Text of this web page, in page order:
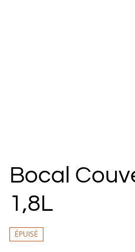
Bocal
1,8L
ÉPUISÉ